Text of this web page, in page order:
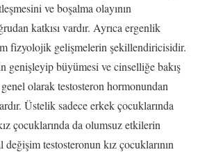
ve boşalma olayının
katkısı vardır. Ayrıca ergenlik
fizyolojik gelişmelerin şekillendiricisidir.
genişleyip büyümesi ve cinselliğe bakış
olarak testosteron hormonundan
Üstelik sadece erkek çocuklarında
çocuklarında da olumsuz etkilerin
testosteronun kız çocuklarının